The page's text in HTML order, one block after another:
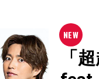
「